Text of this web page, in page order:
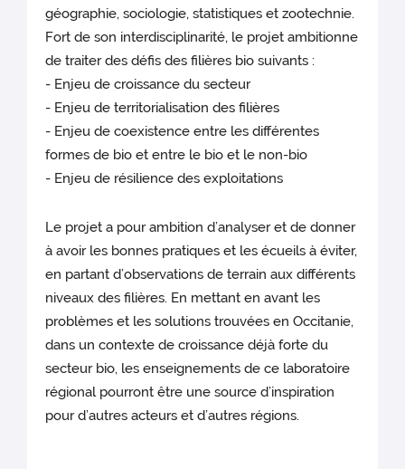
géographie, sociologie, statistiques et zootechnie.
Fort de son interdisciplinarité, le projet ambitionne
de traiter des défis des filières bio suivants :
- Enjeu de croissance du secteur
- Enjeu de territorialisation des filières
- Enjeu de coexistence entre les différentes
formes de bio et entre le bio et le non-bio
- Enjeu de résilience des exploitations
Le projet a pour ambition d’analyser et de donner
à avoir les bonnes pratiques et les écueils à éviter,
en partant d’observations de terrain aux différents
niveaux des filières. En mettant en avant les
problèmes et les solutions trouvées en Occitanie,
dans un contexte de croissance déjà forte du
secteur bio, les enseignements de ce laboratoire
régional pourront être une source d’inspiration
pour d’autres acteurs et d’autres régions.